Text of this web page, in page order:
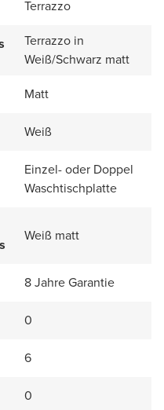
Terrazzo
Terrazzo in
Weiß/Schwarz matt
Matt
Weiß
Einzel- oder Doppel
Waschtischplatte
Weiß matt
8 Jahre Garantie
0
6
0